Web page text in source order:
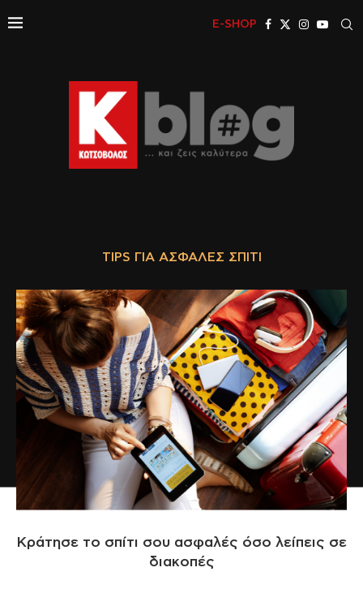
E-SHOP
TIPS ΓΙΑ ΑΣΦΑΛΈΣ ΣΠΊΤΙ
Κράτησε το σπίτι σου ασφαλές όσο λείπεις σε
διακοπές